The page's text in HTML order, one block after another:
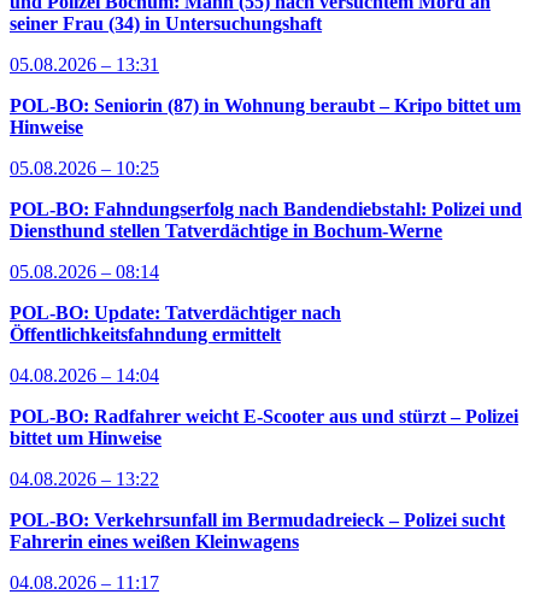
seiner Frau (34) in Untersuchungshaft
05.08.2026 – 13:31
POL-BO: Seniorin (87) in Wohnung beraubt – Kripo bittet um
Hinweise
05.08.2026 – 10:25
POL-BO: Fahndungserfolg nach Bandendiebstahl: Polizei und
Diensthund stellen Tatverdächtige in Bochum-Werne
05.08.2026 – 08:14
POL-BO: Update: Tatverdächtiger nach
Öffentlichkeitsfahndung ermittelt
04.08.2026 – 14:04
POL-BO: Radfahrer weicht E-Scooter aus und stürzt – Polizei
bittet um Hinweise
04.08.2026 – 13:22
POL-BO: Verkehrsunfall im Bermudadreieck – Polizei sucht
Fahrerin eines weißen Kleinwagens
04.08.2026 – 11:17